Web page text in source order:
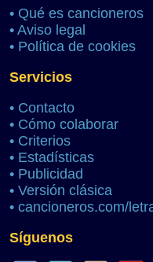
• Qué es cancioneros
• Aviso legal
• Política de cookies
Servicios
• Contacto
• Cómo colaborar
• Criterios
• Estadísticas
• Publicidad
• Versión clásica
• cancioneros.com/
Síguenos